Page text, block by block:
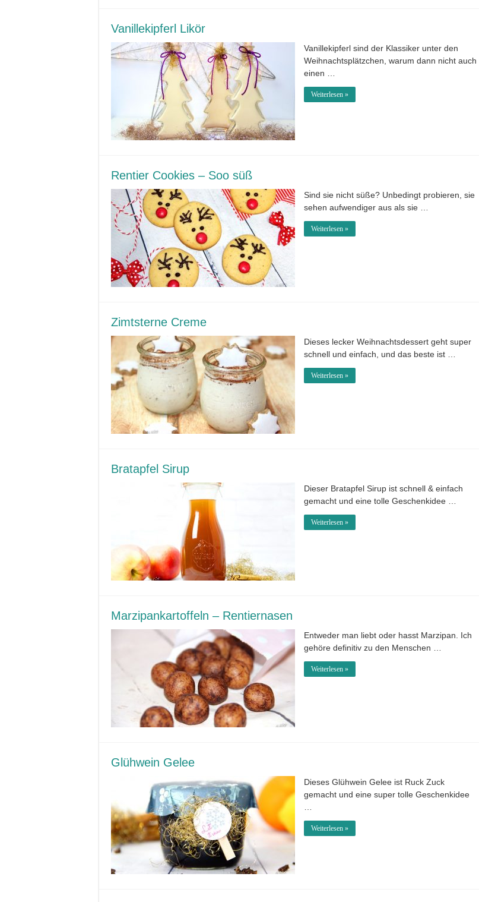
Vanillekipferl Likör
Vanillekipferl sind der Klassiker unter den
Weihnachtsplätzchen, warum dann nicht auch
einen …
Weiterlesen »
Rentier Cookies – Soo süß
Sind sie nicht süße? Unbedingt probieren, sie
sehen aufwendiger aus als sie …
Weiterlesen »
Zimtsterne Creme
Dieses lecker Weihnachtsdessert geht super
schnell und einfach, und das beste ist …
Weiterlesen »
Bratapfel Sirup
Dieser Bratapfel Sirup ist schnell & einfach
gemacht und eine tolle Geschenkidee …
Weiterlesen »
Marzipankartoffeln – Rentiernasen
Entweder man liebt oder hasst Marzipan. Ich
gehöre definitiv zu den Menschen …
Weiterlesen »
Glühwein Gelee
Dieses Glühwein Gelee ist Ruck Zuck
gemacht und eine super tolle Geschenkidee
Weiterlesen »